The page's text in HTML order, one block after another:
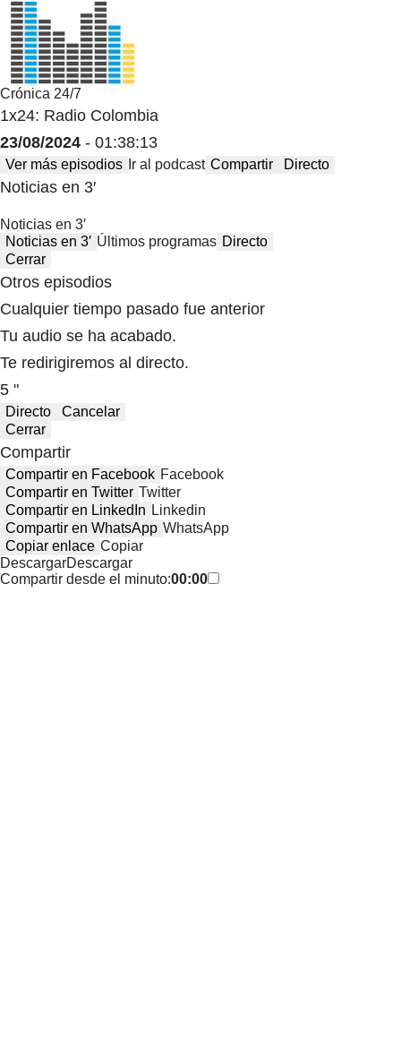
Crónica 24/7
1x24: Radio Colombia
23/08/2024 - 01:38:13
Ver más episodios Ir al podcast Compartir Directo
Noticias en 3′
Noticias en 3′
Noticias en 3′ Últimos programas Directo
Cerrar
Otros episodios
Cualquier tiempo pasado fue anterior
Tu audio se ha acabado.
Te redirigiremos al directo.
5 "
Directo
Cancelar
Cerrar
Compartir
Compartir en Facebook Facebook
Compartir en Twitter Twitter
Compartir en LinkedIn Linkedin
Compartir en WhatsApp WhatsApp
Copiar enlace Copiar
DescargarDescargar
Compartir desde el minuto:00:00